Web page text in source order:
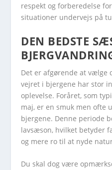
respekt og forberedelse
situationer undervejs på
DEN BEDSTE
Det er afgørende at vælge
vejret i bjergene har stor
oplevelse. Foråret, som
maj, er en smuk men ofte
bjergene. Denne periode
lavsæson, hvilket betyder
og mere ro til at nyde
Du skal dog være